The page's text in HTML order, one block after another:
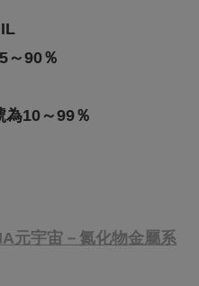
～90％
為10～99％
元宇宙－氮化物金屬系